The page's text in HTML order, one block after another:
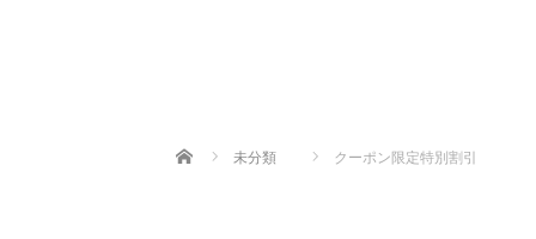
Home 未分類 クーポン限定特別割引